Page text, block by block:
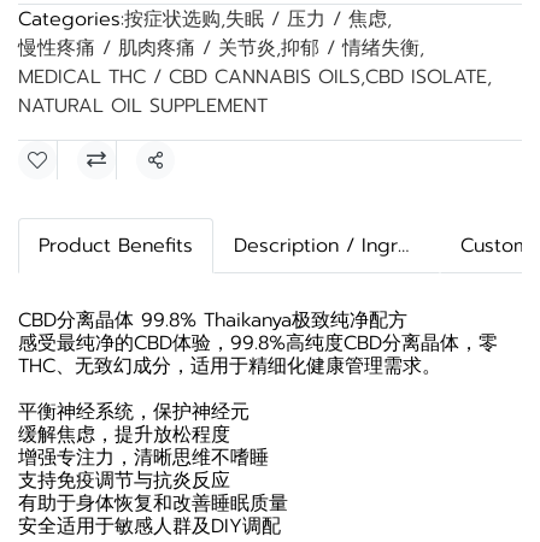
Categories:按症状选购,失眠 / 压力 / 焦虑,
慢性疼痛 / 肌肉疼痛 / 关节炎,抑郁 / 情绪失衡,
MEDICAL THC / CBD CANNABIS OILS,CBD ISOLATE,
NATURAL OIL SUPPLEMENT
Share
Product Benefits Description / Ingredients
CBD分离晶体 99.8% Thaikanya极致纯净配方
感受最纯净的CBD体验，99.8%高纯度CBD分离晶体，零
THC、无致幻成分，适用于精细化健康管理需求。
平衡神经系统，保护神经元
缓解焦虑，提升放松程度
增强专注力，清晰思维不嗜睡
支持免疫调节与抗炎反应
有助于身体恢复和改善睡眠质量
安全适用于敏感人群及DIY调配